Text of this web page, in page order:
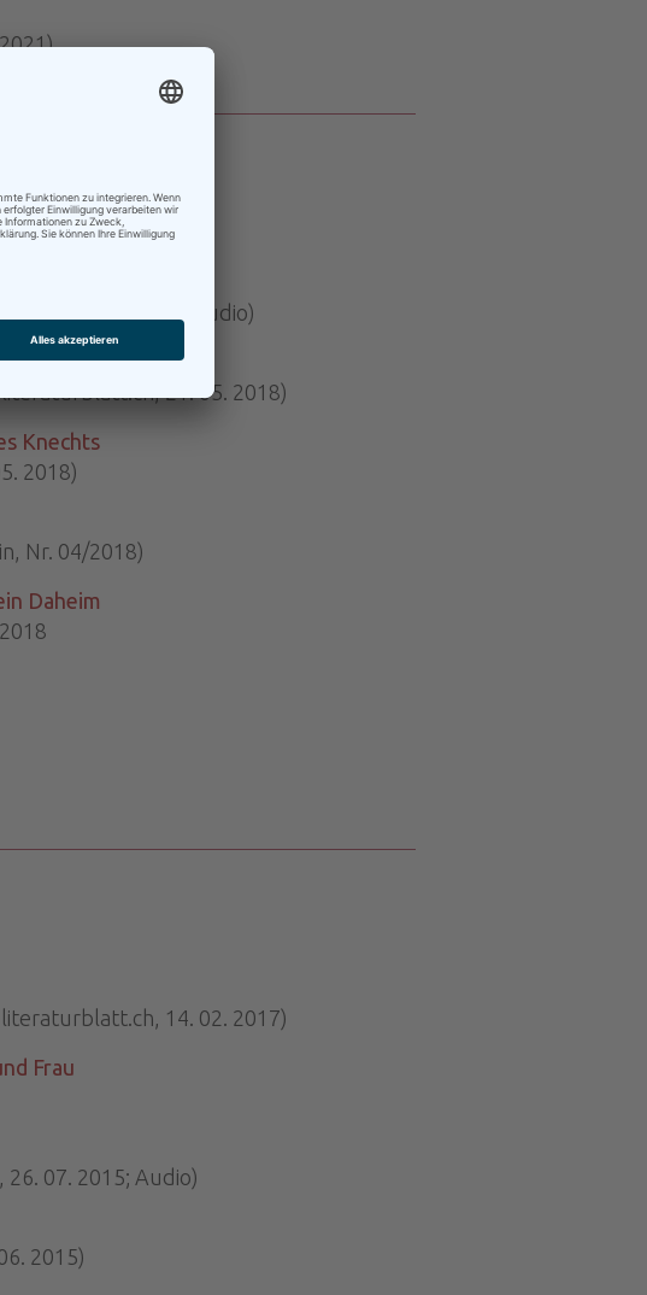
bekommt»
29. 05. 2018; auch Audio)
21. 05. 2018)
Knechts
2018)
Nr. 04/2018)
Daheim
14. 02. 2017)
Frau
26. 07. 2015; Audio)
2015)